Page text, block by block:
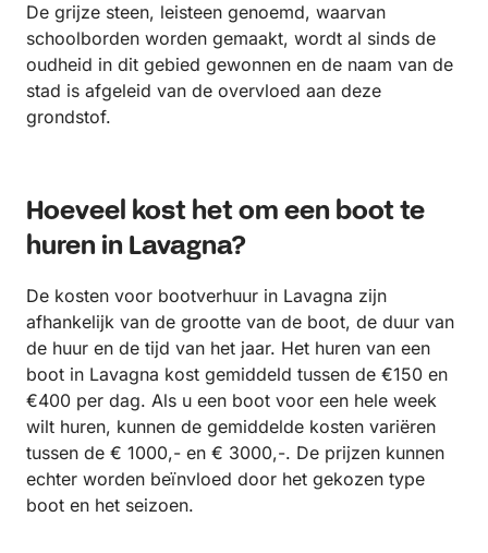
De grijze steen, leisteen genoemd, waarvan
schoolborden worden gemaakt, wordt al sinds de
oudheid in dit gebied gewonnen en de naam van de
stad is afgeleid van de overvloed aan deze
grondstof.
Hoeveel kost het om een ​​boot te
huren in Lavagna?
De kosten voor bootverhuur in Lavagna zijn
afhankelijk van de grootte van de boot, de duur van
de huur en de tijd van het jaar. Het huren van een
boot in Lavagna kost gemiddeld tussen de €150 en
€400 per dag. Als u een boot voor een hele week
wilt huren, kunnen de gemiddelde kosten variëren
tussen de € 1000,- en € 3000,-. De prijzen kunnen
echter worden beïnvloed door het gekozen type
boot en het seizoen.